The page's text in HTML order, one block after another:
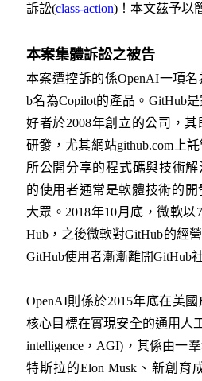
訴訟(class-action)！本文茲予以
本案集體訴訟之被告
本案遭控訴的係OpenAI一項名
b名為Copilot的產品。GitHub
好者於2008年創立的公司，
研發，尤其網站github.com上
所公開分享的程式碼與技術
的使用者通常是軟體技術的
大眾。2018年10月底，微軟以
Hub，之後微軟對GitHub的經
GitHub使用者漸漸離開GitHub
OpenAI則係於2015年底在美
核心目標在實現安全的通用人
intelligence，AGI)，其係由一
特斯拉的Elon Musk、新創育